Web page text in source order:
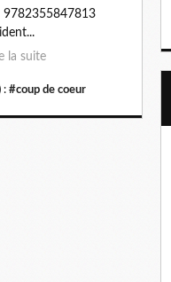
9782355847813
la suite
: #coup de coeur